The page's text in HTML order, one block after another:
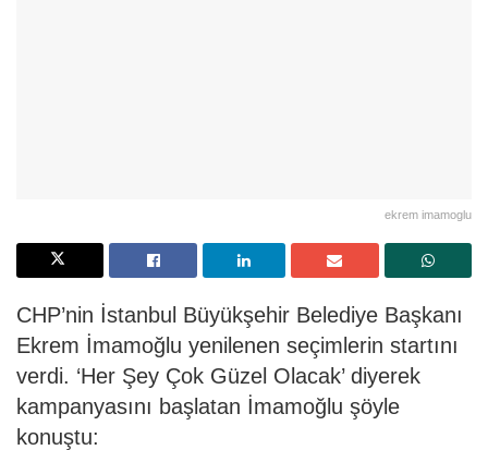
ekrem imamoglu
CHP’nin İstanbul Büyükşehir Belediye Başkanı
Ekrem İmamoğlu yenilenen seçimlerin startını
verdi. ‘Her Şey Çok Güzel Olacak’ diyerek
kampanyasını başlatan İmamoğlu şöyle
konuştu: